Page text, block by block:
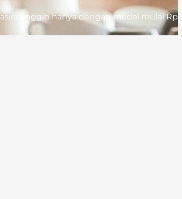
canggih hanya dengan modal mulai Rp